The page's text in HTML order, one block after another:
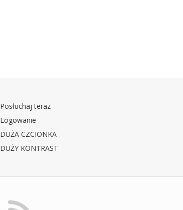
Posłuchaj teraz
Logowanie
DUŻA CZCIONKA
DUŻY KONTRAST